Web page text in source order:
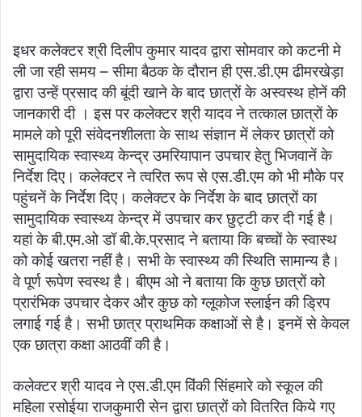
इधर कलेक्टर श्री दिलीप कुमार यादव द्वारा सोमवार को कटनी मे
ली जा रही समय – सीमा बैठक के दौरान ही एस.डी.एम ढीमरखेड़ा
द्वारा उन्हें प्रसाद की बूंदी खाने के बाद छात्रों के अस्वस्थ होनें की
जानकारी दी । इस पर कलेक्टर श्री यादव ने तत्काल छात्रों के
मामले को पूरी संवेदनशीलता के साथ संज्ञान में लेकर छात्रों को
सामुदायिक स्वास्थ्य केन्द्र उमरियापान उपचार हेतु भिजवानें के
निर्देश दिए। कलेक्टर ने त्वरित रूप से एस.डी.एम को भी मौके पर
पहुंचनें के निर्देश दिए। कलेक्टर के निर्देश के बाद छात्रों का
सामुदायिक स्वास्थ्य केन्द्र में उपचार कर छुट्टी कर दी गई है।
यहां के बी.एम.ओ डॉ बी.के.प्रसाद ने बताया कि बच्चों के स्वास्थ
को कोई खतरा नहीं है। सभी के स्वास्थ्य की स्थिति सामान्य है।
वे पूर्ण रूपेण स्वस्थ है। बीएम ओ ने बताया कि कुछ छात्रों को
प्रारंभिक उपचार देकर और कुछ को ग्लूकोज स्लाईन की ड्रिप
लगाई गई है। सभी छात्र प्राथमिक कक्षाओं से है। इनमें से केवल
एक छात्रा कक्षा आठवीं की है।
कलेक्टर श्री यादव ने एस.डी.एम विंकी सिंहमारे को स्कूल की
महिला रसोईया राजकुमारी सेन द्वारा छात्रों को वितरित किये गए